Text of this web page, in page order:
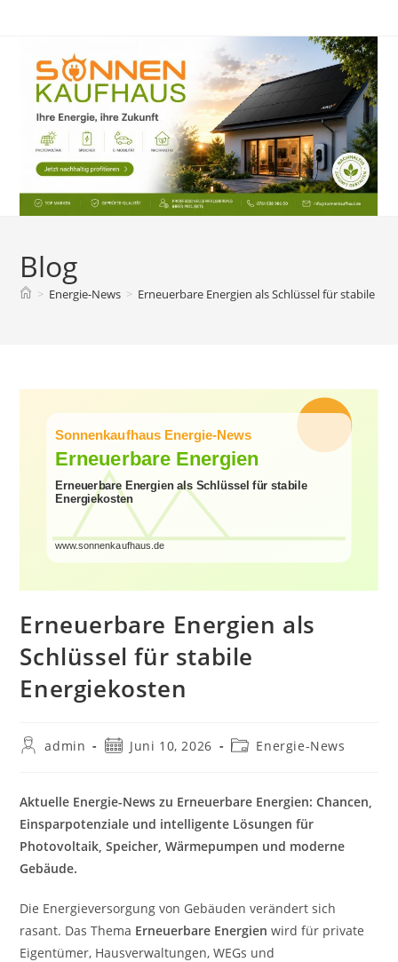
Blog
> Energie-News > Erneuerbare Energien als Schlüssel für stabile
Erneuerbare Energien als
Schlüssel für stabile
Energiekosten
Beitrags-
admin
BeitragJuni 10, 2026
Beitrags-
Energie-News
Aktuelle Energie-News zu Erneuerbare Energien: Chancen,
Einsparpotenziale und intelligente Lösungen für
Photovoltaik, Speicher, Wärmepumpen und moderne
Gebäude.
Die Energieversorgung von Gebäuden verändert sich
rasant. Das Thema Erneuerbare Energien wird für private
Eigentümer, Hausverwaltungen, WEGs und